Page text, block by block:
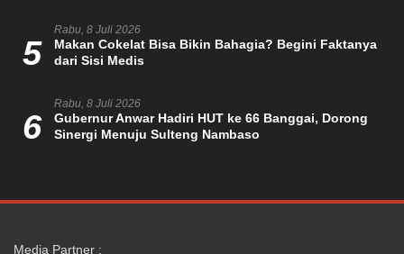
5
Rabu, 8 Juli 2026
Makan Cokelat Bisa Bikin Bahagia? Begini Faktanya
dari Sisi Medis
6
Rabu, 8 Juli 2026
Gubernur Anwar Hadiri HUT ke 66 Banggai, Dorong
Sinergi Menuju Sulteng Nambaso
Media Partner :